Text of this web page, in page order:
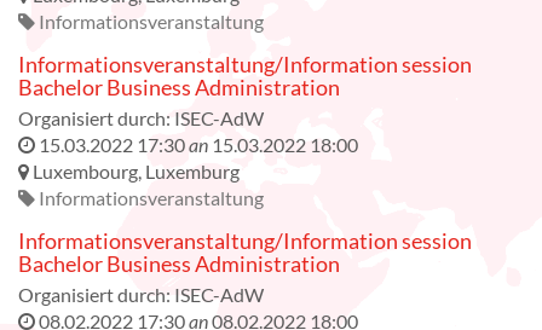
Informationsveranstaltung
Informationsveranstaltung/Information session
Bachelor Business Administration
Organisiert durch: ISEC-AdW
15.03.2022 17:30an 15.03.2022 18:00
Luxembourg, Luxemburg
Informationsveranstaltung
Informationsveranstaltung/Information session
Bachelor Business Administration
Organisiert durch: ISEC-AdW
08.02.2022 17:30an08.02.2022 18:00